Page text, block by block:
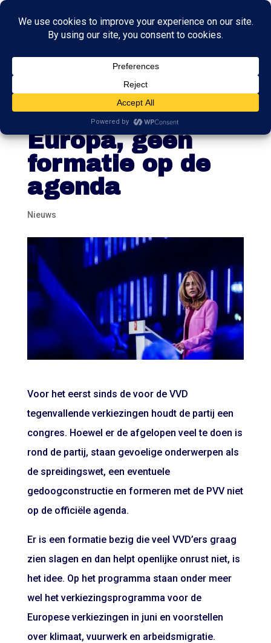
VVD houdt
congres: wel
Europa, geen
formatie op de
agenda
Nieuws
Voor het eerst sinds de voor de VVD
tegenvallende verkiezingen houdt de partij een
congres. Hoewel er de afgelopen veel te doen is
rond de partij, staan gevoelige onderwerpen als
de spreidingswet, een eventuele
gedoogconstructie en formeren met de PVV niet
op de officiële agenda.
Er is een formatie bezig die veel VVD’ers graag
zien slagen en dan helpt openlijke onrust niet, is
het idee. Op het programma staan onder meer
wel het verkiezingsprogramma voor de
Europese verkiezingen in juni en voorstellen
over klimaat, vuurwerk en arbeidsmigratie.